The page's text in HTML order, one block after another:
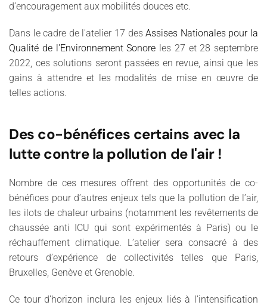
d’encouragement aux mobilités douces etc.
Dans le cadre de l'atelier 17 desAssises Nationales pour la
Qualité de l'Environnement Sonore les 27 et 28 septembre
2022, ces solutions seront passées en revue, ainsi que les
gains à attendre et les modalités de mise en œuvre de
telles actions.
Des co-bénéfices certains avec la
lutte contre la pollution de l'air !
Nombre de ces mesures offrent des opportunités de co-
bénéfices pour d’autres enjeux tels que la pollution de l’air,
les ilots de chaleur urbains (notamment les revêtements de
chaussée anti ICU qui sont expérimentés à Paris) ou le
réchauffement climatique. L’atelier sera consacré à des
retours d’expérience de collectivités telles que Paris,
Bruxelles, Genève et Grenoble.
Ce tour d’horizon inclura les enjeux liés à l’intensification